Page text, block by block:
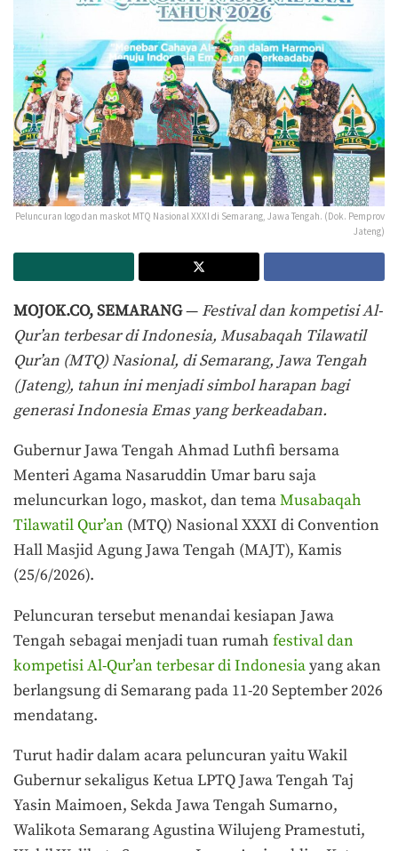
Peluncuran logo dan maskot MTQ Nasional XXXI di Semarang, Jawa Tengah. (Dok. Pemprov
Jateng)
MOJOK.CO, SEMARANG— Festival dan kompetisi Al-
Qur’an terbesar di Indonesia, Musabaqah Tilawatil
Qur’an (MTQ) Nasional, di Semarang, Jawa Tengah
(Jateng), tahun ini menjadi simbol harapan bagi
generasi Indonesia Emas yang berkeadaban.
Gubernur Jawa Tengah Ahmad Luthfi bersama
Menteri Agama Nasaruddin Umar baru saja
meluncurkan logo, maskot, dan temaMusabaqah
Tilawatil Qur’an (MTQ) Nasional XXXI di Convention
Hall Masjid Agung Jawa Tengah (MAJT), Kamis
(25/6/2026).
Peluncuran tersebut menandai kesiapan Jawa
Tengah sebagai menjadi tuan rumah festival dan
kompetisi Al-Qur’an terbesar di Indonesiayang akan
berlangsung di Semarang pada 11-20 September 2026
mendatang.
Turut hadir dalam acara peluncuran yaitu Wakil
Gubernur sekaligus Ketua LPTQ Jawa Tengah Taj
Yasin Maimoen, Sekda Jawa Tengah Sumarno,
Walikota Semarang Agustina Wilujeng Pramestuti,